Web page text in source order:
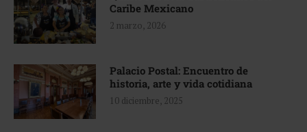
Caribe Mexicano
2 marzo, 2026
Palacio Postal: Encuentro de
historia, arte y vida cotidiana
10 diciembre, 2025